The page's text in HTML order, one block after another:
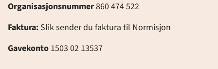
Organisasjonsnummer860 474 522
Faktura: Slik sender du faktura til Normisjon
Gavekonto 1503 02 13537